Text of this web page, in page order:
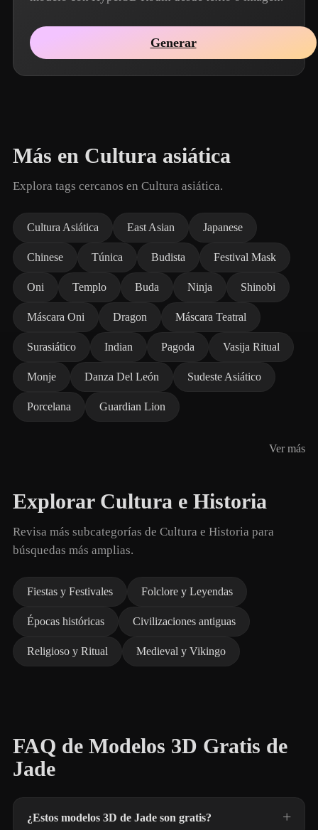
Generar
Más en Cultura asiática
Explora tags cercanos en Cultura asiática.
Cultura Asiática East Asian Japanese
Chinese Túnica Budista Festival Mask
Oni Templo Buda Ninja Shinobi
Máscara Oni Dragon Máscara Teatral
Surasiático Indian Pagoda Vasija Ritual
Monje Danza Del León Sudeste Asiático
Porcelana Guardian Lion
Ver más
Explorar Cultura e Historia
Revisa más subcategorías de Cultura e Historia para
búsquedas más amplias.
Fiestas y Festivales Folclore y Leyendas
Épocas históricas Civilizaciones antiguas
Religioso y Ritual Medieval y Vikingo
FAQ de Modelos 3D Gratis de
Jade
¿Estos modelos 3D de Jade son gratis?